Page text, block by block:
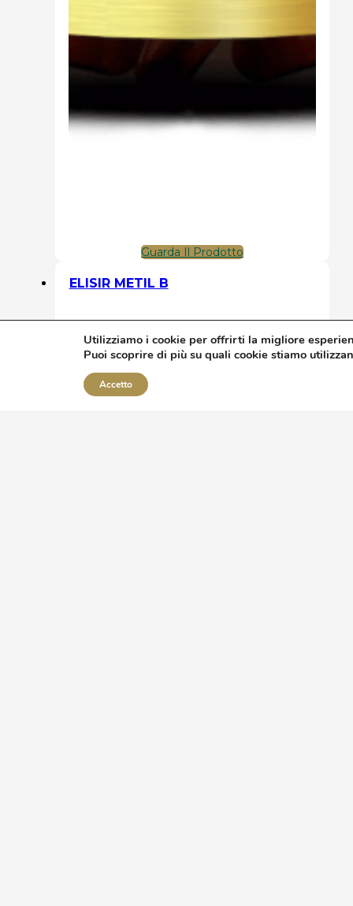
Guarda Il Prodotto
ELISIR METIL B
Utilizziamo i cookie per offrirti la migliore
Puoi scoprire di più su quali cookie stiamo
Accetto